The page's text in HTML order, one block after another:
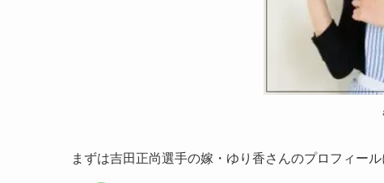
まずは吉田正尚選手の嫁・ゆり香さんのプロフィー